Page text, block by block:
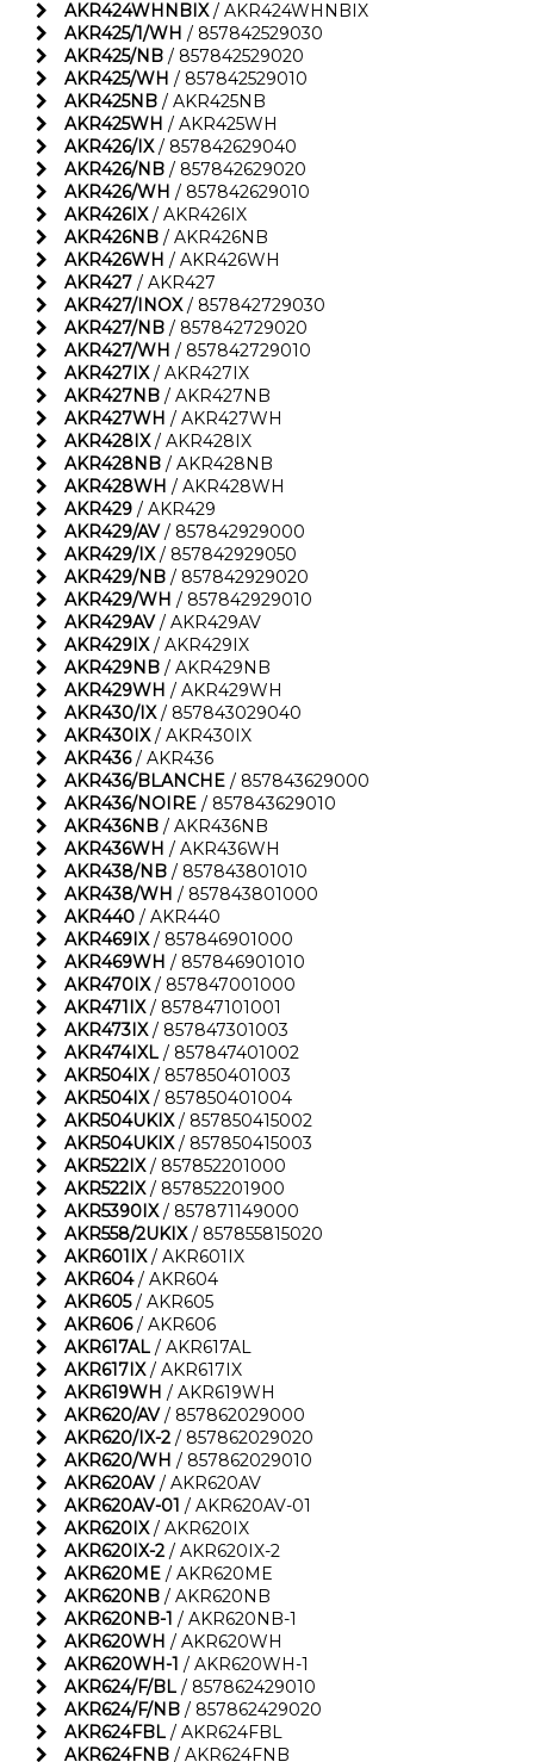
AKR424WHNBIX/ AKR424WHNBIX
AKR425/1/WH / 857842529030
AKR425/NB / 857842529020
AKR425/WH / 857842529010
AKR425NB / AKR425NB
AKR425WH / AKR425WH
AKR426/IX/ 857842629040
AKR426/NB / 857842629020
AKR426/WH / 857842629010
AKR426IX/ AKR426IX
AKR426NB / AKR426NB
AKR426WH / AKR426WH
AKR427 / AKR427
AKR427/INOX/ 857842729030
AKR427/NB / 857842729020
AKR427/WH / 857842729010
AKR427IX/ AKR427IX
AKR427NB / AKR427NB
AKR427WH / AKR427WH
AKR428IX/ AKR428IX
AKR428NB / AKR428NB
AKR428WH / AKR428WH
AKR429 / AKR429
AKR429/AV/ 857842929000
AKR429/IX/ 857842929050
AKR429/NB / 857842929020
AKR429/WH / 857842929010
AKR429AV/ AKR429AV
AKR429IX/ AKR429IX
AKR429NB / AKR429NB
AKR429WH / AKR429WH
AKR430/IX/ 857843029040
AKR430IX/ AKR430IX
AKR436/ AKR436
AKR436/BLANCHE / 857843629000
AKR436/NOIRE / 857843629010
AKR436NB / AKR436NB
AKR436WH / AKR436WH
AKR438/NB / 857843801010
AKR438/WH / 857843801000
AKR440 / AKR440
AKR469IX/ 857846901000
AKR469WH / 857846901010
AKR470IX/ 857847001000
AKR471IX/ 857847101001
AKR473IX/ 857847301003
AKR474IXL / 857847401002
AKR504IX/ 857850401003
AKR504IX/ 857850401004
AKR504UKIX/ 857850415002
AKR504UKIX/ 857850415003
AKR522IX/ 857852201000
AKR522IX/ 857852201900
AKR5390IX/ 857871149000
AKR558/2UKIX/ 857855815020
AKR601IX/ AKR601IX
AKR604/ AKR604
AKR605/ AKR605
AKR606/ AKR606
AKR617AL / AKR617AL
AKR617IX/ AKR617IX
AKR619WH / AKR619WH
AKR620/AV/ 857862029000
AKR620/IX-2 / 857862029020
AKR620/WH / 857862029010
AKR620AV/ AKR620AV
AKR620AV-01 / AKR620AV-01
AKR620IX/ AKR620IX
AKR620IX-2 / AKR620IX-2
AKR620ME / AKR620ME
AKR620NB / AKR620NB
AKR620NB-1 / AKR620NB-1
AKR620WH / AKR620WH
AKR620WH-1 / AKR620WH-1
AKR624/F/BL / 857862429010
AKR624/F/NB / 857862429020
AKR624FBL / AKR624FBL
AKR624FNB / AKR624FNB